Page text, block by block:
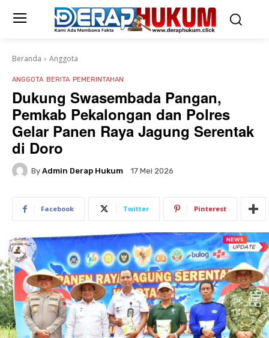
Beranda Anggota
ANGGOTA BERITA PEMERINTAHAN
Dukung Swasembada Pangan,
Pemkab Pekalongan dan Polres
Gelar Panen Raya Jagung Serentak
di Doro
By Admin Derap Hukum 17 Mei 2026
Facebook Twitter Pinterest